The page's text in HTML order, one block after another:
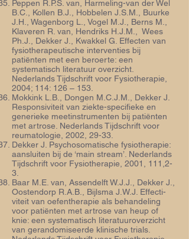
Peppen R.P.S. van, Harmeling-van der Wel
B.C., Kollen B.J., Hobbelen J.S.M., Buurke
J.H., Wagenborg L., Vogel M.J., Berns M.,
Klaveren R. van, Hendriks H.J.M., Wees
Ph.J., Dekker J., Kwakkel G. Effecten van
fysiotherapeutische interventies bij
patiënten met een beroerte: een
systematisch literatuur overzicht.
Nederlands Tijdschrift voor Fysiotherapie,
2004; 114: 126 – 153.
Mokkink L.B., Dongen M.C.J.M., Dekker J.
Responsiviteit van ziekte-specifieke en
generieke meetinstrumenten bij patiënten
met artrose. Nederlands Tijdschrift voor
reumatologie, 2002, 29-33.
Dekker J. Psychosomatische fysiotherapie:
aansluiten bij de ‘main stream’. Nederlands
Tijdschrift voor Fysiotherapie, 2001, 111,2-
3.
Baar M.E. van, Assendelft W.J.J., Dekker J.,
Oostendorp R.A.B., Bijlsma J.W.J. Effecti­
viteit van oefentherapie als behandeling
voor patiënten met artrose van heup of
knie: een systematisch literatuuroverzicht
van gerandomiseerde klinische trials.